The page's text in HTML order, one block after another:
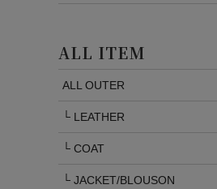
ALL ITEM
ALL OUTER
└ LEATHER
└ COAT
└ JACKET/BLOUSON